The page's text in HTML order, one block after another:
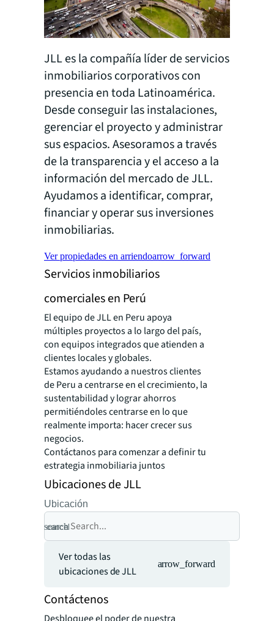
JLL es la compañía líder de servicios
inmobiliarios corporativos con
presencia en toda Latinoamérica.
Desde conseguir las instalaciones,
gerenciar el proyecto y administrar
sus espacios. Asesoramos a través
de la transparencia y el acceso a la
información del mercado de JLL.
Ayudamos a identificar, comprar,
financiar y operar sus inversiones
inmobiliarias.
Ver propiedades en arriendoarrow_forward
Servicios inmobiliarios
comerciales en Perú
El equipo de JLL en Peru apoya
múltiples proyectos a lo largo del país,
con equipos integrados que atienden a
clientes locales y globales.
Estamos ayudando a nuestros clientes
de Peru a centrarse en el crecimiento, la
sustentabilidad y lograr ahorros
permitiéndoles centrarse en lo que
realmente importa: hacer crecer sus
negocios.
Contáctanos para comenzar a definir tu
estrategia inmobiliaria juntos
Ubicaciones de JLL
Ubicación
search
cancel
Ver todas las
ubicaciones de JLL
arrow_forward
Contáctenos